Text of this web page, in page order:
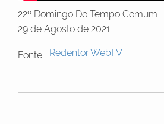
22º Domingo Do Tempo Comum
29 de Agosto de 2021
Fonte: Redentor WebTV